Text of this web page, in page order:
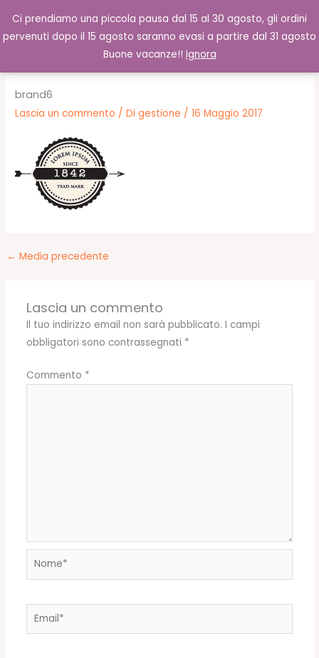
Ci prendiamo una piccola pausa dal 15 al 30 agosto, gli ordini
pervenuti dopo il 15 agosto saranno evasi a partire dal 31 agosto
Buone vacanze!! Ignora
contenuto
0,00€ Cerca
brand6
Lascia un commento / Digestione /16 Maggio 2017
← Media precedente
Lascia un commento
Il tuo indirizzo email non sarà pubblicato. I campi
obbligatori sono contrassegnati *
Commento *
Nome*
Email*